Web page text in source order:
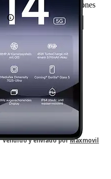
Basado en 99 valoraciones
-13%
295,11 € 295,11€
IVA incl., envío no incl.
Vendido y enviado porMaxmovil